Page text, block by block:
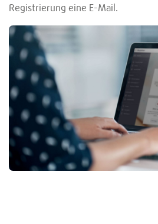
Registrierung eine E-Mail.